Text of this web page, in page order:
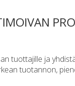
tuottajille ja
tuotannon,